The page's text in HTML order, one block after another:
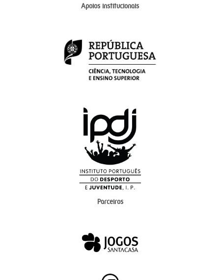
Apoios institucionais
Parceiros